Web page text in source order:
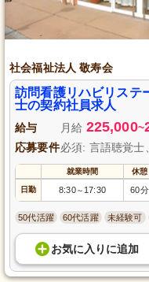
社会福祉法人 敬寿会
訪問看護リハビリステ
士の契約社員求人
給与 月給 225,000~
応募要件必須: 言語聴覚士
就業時間 休憩
日勤 8:30～ 17:30 60分
50代活躍 60代活躍 未経験可
お気に入り に追加